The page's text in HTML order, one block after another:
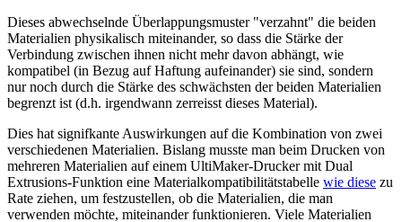
Dieses abwechselnde Überlappungsmuster "verzahnt" die beiden
Materialien physikalisch miteinander, so dass die Stärke der
Verbindung zwischen ihnen nicht mehr davon abhängt, wie
kompatibel (in Bezug auf Haftung aufeinander) sie sind, sondern
nur noch durch die Stärke des schwächsten der beiden Materialien
begrenzt ist (d.h. irgendwann zerreisst dieses Material).
Dies hat signifkante Auswirkungen auf die Kombination von zwei
verschiedenen Materialien. Bislang musste man beim Drucken von
mehreren Materialien auf einem UltiMaker-Drucker mit Dual
Extrusions-Funktion eine Materialkompatibilitätstabelle wie diese zu
Rate ziehen, um festzustellen, ob die Materialien, die man
verwenden möchte, miteinander funktionieren. Viele Materialien